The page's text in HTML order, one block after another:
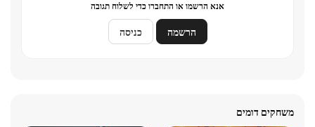
אנא הרשמו או התחברו כדי לשלוח תגובה
הרשמה כניסה
משחקים דומים